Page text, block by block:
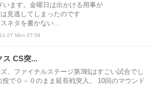
います。金曜日は出かける用事が
見逃してしまったのです
ネタを書かない...
Mon 07:58
ス CS突...
、ファイナルステージ第3戦はすごい試合でし
で０－０のまま延長戦突入。 10回のマウンド